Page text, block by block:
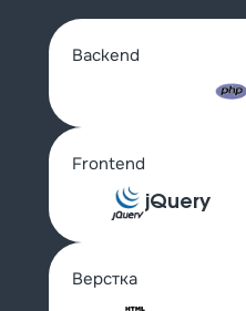
Backend
Frontend
jQuery
Верстка